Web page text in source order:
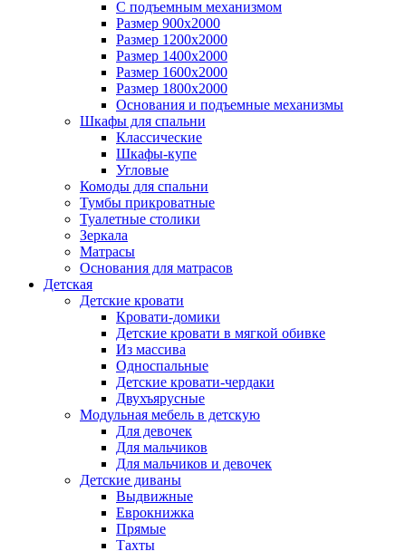
С подъемным механизмом
Размер 900х2000
Размер 1200х2000
Размер 1400х2000
Размер 1600х2000
Размер 1800х2000
Основания и подъемные механизмы
Шкафы для спальни
Классические
Шкафы-купе
Угловые
Комоды для спальни
Тумбы прикроватные
Туалетные столики
Зеркала
Матрасы
Основания для матрасов
Детская
Детские кровати
Кровати-домики
Детские кровати в мягкой обивке
Из массива
Односпальные
Детские кровати-чердаки
Двухъярусные
Модульная мебель в детскую
Для девочек
Для мальчиков
Для мальчиков и девочек
Детские диваны
Выдвижные
Еврокнижка
Прямые
Тахты